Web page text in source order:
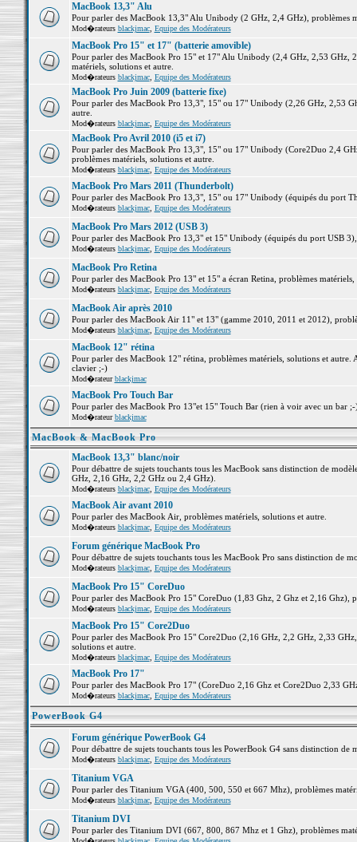
MacBook 13,3" Alu
Pour parler des MacBook 13,3" Alu Unibody (2 GHz, 2,4 GHz), problèmes
Mod�rateurs blackjmac, Equipe des Modérateurs
MacBook Pro 15" et 17" (batterie amovible)
Pour parler des MacBook Pro 15" et 17" Alu Unibody (2,4 GHz, 2,53 GHz,
matériels, solutions et autre.
Mod�rateurs blackjmac, Equipe des Modérateurs
MacBook Pro Juin 2009 (batterie fixe)
Pour parler des MacBook Pro 13,3", 15" ou 17" Unibody (2,26 GHz, 2,53
autre.
Mod�rateurs blackjmac, Equipe des Modérateurs
MacBook Pro Avril 2010 (i5 et i7)
Pour parler des MacBook Pro 13,3", 15" ou 17" Unibody (Core2Duo 2,4
problèmes matériels, solutions et autre.
Mod�rateurs blackjmac, Equipe des Modérateurs
MacBook Pro Mars 2011 (Thunderbolt)
Pour parler des MacBook Pro 13,3", 15" ou 17" Unibody (équipés du port
Mod�rateurs blackjmac, Equipe des Modérateurs
MacBook Pro Mars 2012 (USB 3)
Pour parler des MacBook Pro 13,3" et 15" Unibody (équipés du port USB
Mod�rateurs blackjmac, Equipe des Modérateurs
MacBook Pro Retina
Pour parler des MacBook Pro 13" et 15" a écran Retina, problèmes matériels,
Mod�rateurs blackjmac, Equipe des Modérateurs
MacBook Air après 2010
Pour parler des MacBook Air 11" et 13" (gamme 2010, 2011 et 2012),
Mod�rateurs blackjmac, Equipe des Modérateurs
MacBook 12" rétina
Pour parler des MacBook 12" rétina, problèmes matériels, solutions et
clavier ;-)
Mod�rateurblackjmac
MacBook Pro Touch Bar
Pour parler des MacBook Pro 13"et 15" Touch Bar (rien à voir avec un bar
Mod�rateurblackjmac
MacBook & MacBook Pro
MacBook 13,3" blanc/noir
Pour débattre de sujets touchants tous les MacBook sans distinction de
GHz, 2,16 GHz, 2,2 GHz ou 2,4 GHz).
Mod�rateurs blackjmac, Equipe des Modérateurs
MacBook Air avant 2010
Pour parler des MacBook Air, problèmes matériels, solutions et autre.
Mod�rateurs blackjmac, Equipe des Modérateurs
Forum générique MacBook Pro
Pour débattre de sujets touchants tous les MacBook Pro sans distinction de
Mod�rateurs blackjmac, Equipe des Modérateurs
MacBook Pro 15" CoreDuo
Pour parler des MacBook Pro 15" CoreDuo (1,83 Ghz, 2 Ghz et 2,16 Ghz),
Mod�rateurs blackjmac, Equipe des Modérateurs
MacBook Pro 15" Core2Duo
Pour parler des MacBook Pro 15" Core2Duo (2,16 GHz, 2,2 GHz, 2,33
solutions et autre.
Mod�rateurs blackjmac, Equipe des Modérateurs
MacBook Pro 17"
Pour parler des MacBook Pro 17" (CoreDuo 2,16 Ghz et Core2Duo 2,33
Mod�rateurs blackjmac, Equipe des Modérateurs
PowerBook G4
Forum générique PowerBook G4
Pour débattre de sujets touchants tous les PowerBook G4 sans distinction de
Mod�rateurs blackjmac, Equipe des Modérateurs
Titanium VGA
Pour parler des Titanium VGA (400, 500, 550 et 667 Mhz), problèmes
Mod�rateurs blackjmac, Equipe des Modérateurs
Titanium DVI
Pour parler des Titanium DVI (667, 800, 867 Mhz et 1 Ghz), problèmes